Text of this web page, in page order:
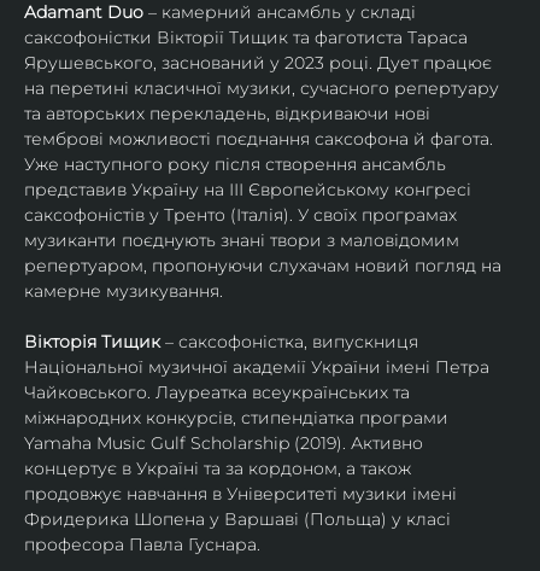
Adamant Duo – камерний ансамбль у складі
саксофоністки Вікторії Тищик та фаготиста Тараса
Ярушевського, заснований у 2023 році. Дует працює
на перетині класичної музики, сучасного репертуару
та авторських перекладень, відкриваючи нові
темброві можливості поєднання саксофона й фагота.
Уже наступного року після створення ансамбль
представив Україну на ІІІ Європейському конгресі
саксофоністів у Тренто (Італія). У своїх програмах
музиканти поєднують знані твори з маловідомим
репертуаром, пропонуючи слухачам новий погляд на
камерне музикування.
Вікторія Тищик – саксофоністка, випускниця
Національної музичної академії України імені Петра
Чайковського. Лауреатка всеукраїнських та
міжнародних конкурсів, стипендіатка програми
Yamaha Music Gulf Scholarship (2019). Активно
концертує в Україні та за кордоном, а також
продовжує навчання в Університеті музики імені
Фридерика Шопена у Варшаві (Польща) у класі
професора Павла Гуснара.